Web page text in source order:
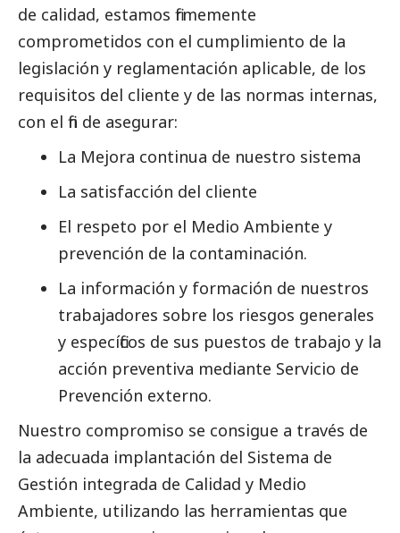
de calidad, estamos firmemente
comprometidos con el cumplimiento de la
legislación y reglamentación aplicable, de los
requisitos del cliente y de las normas internas,
con el fin de asegurar:
La Mejora continua de nuestro sistema
La satisfacción del cliente
El respeto por el Medio Ambiente y
prevención de la contaminación.
La información y formación de nuestros
trabajadores sobre los riesgos generales
y específicos de sus puestos de trabajo y la
acción preventiva mediante Servicio de
Prevención externo.
Nuestro compromiso se consigue a través de
la adecuada implantación del Sistema de
Gestión integrada de Calidad y Medio
Ambiente, utilizando las herramientas que